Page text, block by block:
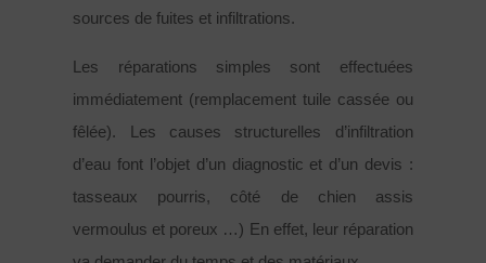
sources de fuites et infiltrations.
Les réparations simples sont effectuées
immédiatement (remplacement tuile cassée ou
fêlée). Les causes structurelles d’infiltration
d’eau font l’objet d’un diagnostic et d’un devis :
tasseaux pourris, côté de chien assis
vermoulus et poreux …) En effet, leur réparation